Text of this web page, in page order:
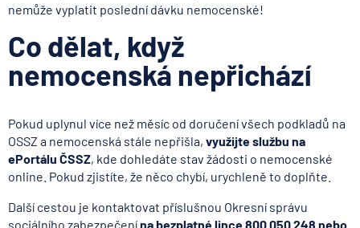
nemůže vyplatit poslední dávku nemocenské!
Co dělat, když
nemocenská nepřichází
Pokud uplynul více než měsíc od doručení všech podkladů na
OSSZ a nemocenská stále nepřišla, využijte službu na
ePortálu ČSSZ, kde dohledáte stav žádosti o nemocenské
online. Pokud zjistíte, že něco chybí, urychleně to doplňte.
Další cestou je kontaktovat příslušnou Okresní správu
sociálního zabezpečenína bezplatné lince 800 050 248 nebo